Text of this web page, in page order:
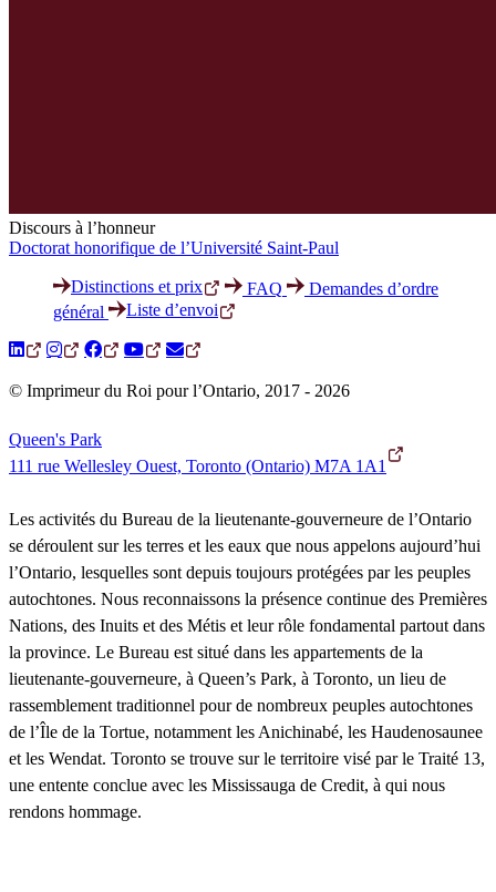
Discours à l’honneur
Doctorat honorifique de l’Université Saint-Paul
Distinctions et prix FAQ
Demandes d’ordre
général
Liste d’envoi
© Imprimeur du Roi pour l’Ontario, 2017 - 2026
Queen's Park
111 rue Wellesley Ouest, Toronto (Ontario) M7A 1A1
Les activités du Bureau de la lieutenante-gouverneure de l’Ontario
se déroulent sur les terres et les eaux que nous appelons aujourd’hui
l’Ontario, lesquelles sont depuis toujours protégées par les peuples
autochtones. Nous reconnaissons la présence continue des Premières
Nations, des Inuits et des Métis et leur rôle fondamental partout dans
la province. Le Bureau est situé dans les appartements de la
lieutenante-gouverneure, à Queen’s Park, à Toronto, un lieu de
rassemblement traditionnel pour de nombreux peuples autochtones
de l’Île de la Tortue, notamment les Anichinabé, les Haudenosaunee
et les Wendat. Toronto se trouve sur le territoire visé par le Traité 13,
une entente conclue avec les Mississauga de Credit, à qui nous
rendons hommage.